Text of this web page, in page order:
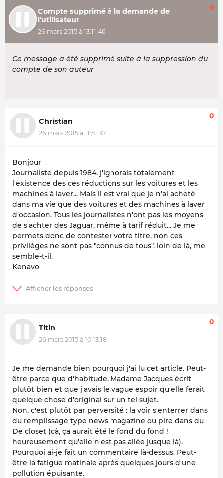
Compte supprimé à la demande de
l'utilisateur
26 mars 2015 à 13:11:46
0
Ce message a été supprimé suite à la suppression du
compte de son auteur
Christian
26 mars 2015 à 11:51:37
0
Bonjour
Journaliste depuis 1984, j'ignorais totalement
l'existence des ces réductions sur les voitures et les
machines à laver... Mais il est vrai que je n'ai acheté
dans ma vie que des voitures et des machines à laver
d'occasion. Tous les journalistes n'ont pas les moyens
de s'achter des Jaguar, même à tarif réduit... Je me
permets donc de contester votre titre, non ces
privilèges ne sont pas "connus de tous", loin de là, me
semble-t-il.
Kenavo
Titin
26 mars 2015 à 10:13:18
0
Je me demande bien pourquoi j'ai lu cet article. Peut-
être parce que d'habitude, Madame Jacques écrit
plutôt bien et que j'avais le vague espoir qu'elle ferait
quelque chose d'original sur un tel sujet.
Non, c'est plutôt par perversité : la voir s'enterrer dans
du remplissage type news magazine ou pire dans du
De closet (cà, ça aurait été le fond du fond !
heureusement qu'elle n'est pas allée jusque là).
Pourquoi ai-je fait un commentaire là-dessus. Peut-
être la fatigue matinale après quelques jours d'une
pollution épuisante.